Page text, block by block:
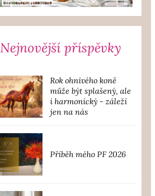
Nejnovější příspěvky
Rok ohnivého koně
může být splašený, ale
i harmonický - záleží
jen na nás
Příběh mého PF 2026